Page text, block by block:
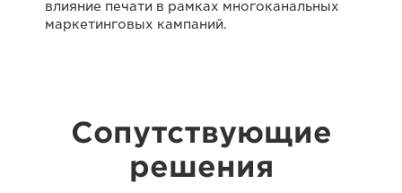
влияние печати в рамках многоканальных
маркетинговых кампаний.
Сопутствующие
решения